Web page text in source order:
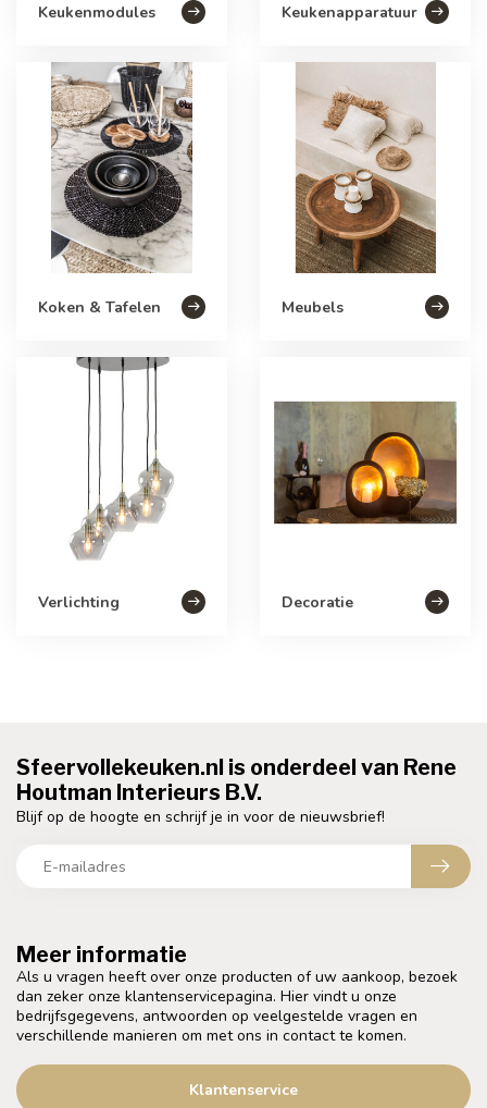
Keukenmodules Keukenapparatuur
Koken & Tafelen Meubels
Verlichting Decoratie
Meer informatie
Als u vragen heeft over onze producten of uw aankoop, bezoek
dan zeker onze klantenservicepagina. Hier vindt u onze
bedrijfsgegevens, antwoorden op veelgestelde vragen en
verschillende manieren om met ons in contact te komen.
Klantenservice
Sfeervollekeuken.nl is onderdeel van Rene
Houtman Interieurs B.V.
Blijf op de hoogte en schrijf je in voor de nieuwsbrief!